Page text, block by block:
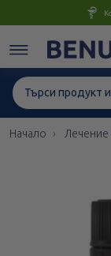
Начало Лечение